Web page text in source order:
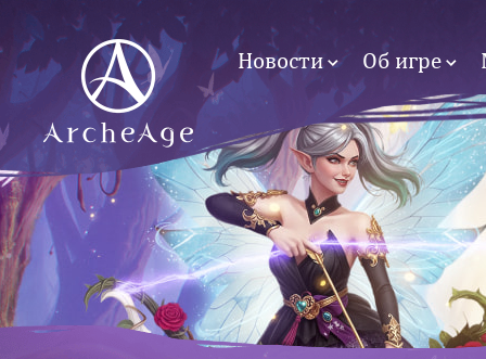
Новости Об игре